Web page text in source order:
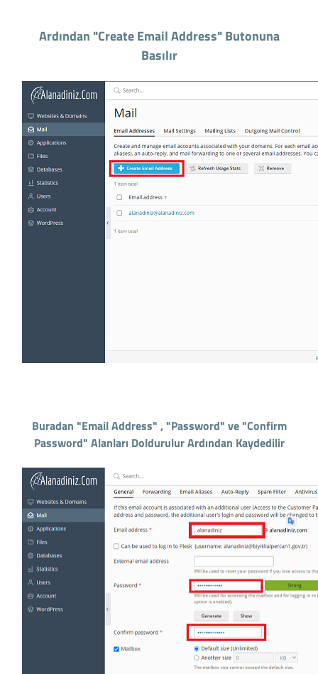
Ardından "Create Email Address" Butonuna
Basılır
Buradan "Email Address" , "Password" ve "Confirm
Password" Alanları Doldurulur Ardından Kaydedilir